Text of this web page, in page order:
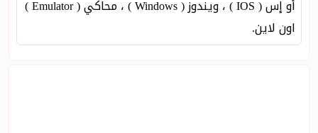
أو إس ( IOS ) ، ويندوز ( Windows ) ، محاكي ( Emulator )
اون لاين.